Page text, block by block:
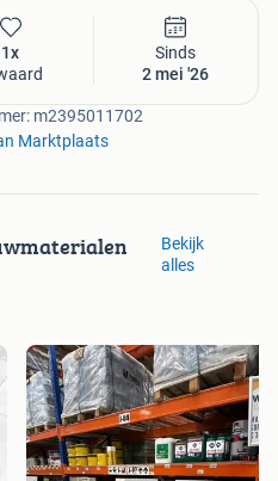
1x
Sinds
2 mei '26
m2395011702
Marktplaats
Bekijk
alles